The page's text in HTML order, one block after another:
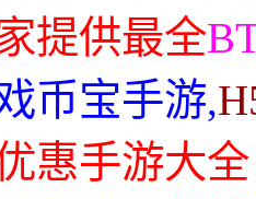
提供最全
币宝手游,
惠手游大全